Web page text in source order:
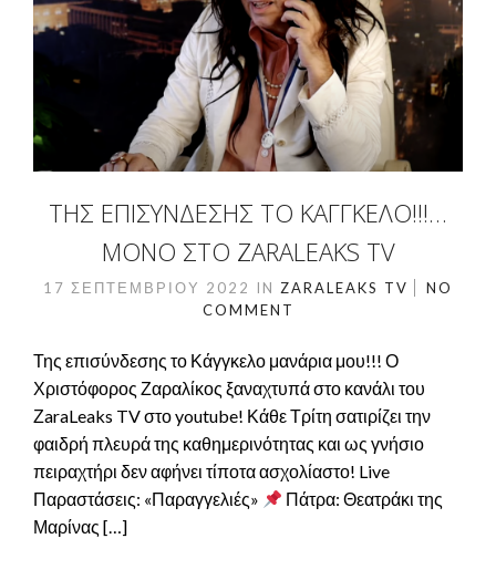
ΤΗΣ ΕΠΙΣΎΝΔΕΣΗΣ ΤΟ ΚΆΓΓΚΕΛΟ!!!…
ΜΌΝΟ ΣΤΟ ZARALEAKS TV
17 ΣΕΠΤΕΜΒΡΊΟΥ 2022 IN ZARALEAKS TV
NO
COMMENT
Της επισύνδεσης το Κάγγκελο μανάρια μου!!! Ο
Χριστόφορος Ζαραλίκος ξαναχτυπά στο κανάλι του
ΖaraLeaks TV στο youtube! Κάθε Τρίτη σατιρίζει την
φαιδρή πλευρά της καθημερινότητας και ως γνήσιο
πειραχτήρι δεν αφήνει τίποτα ασχολίαστο! Live
Παραστάσεις: «Παραγγελιές»
Πάτρα: Θεατράκι της
Μαρίνας […]